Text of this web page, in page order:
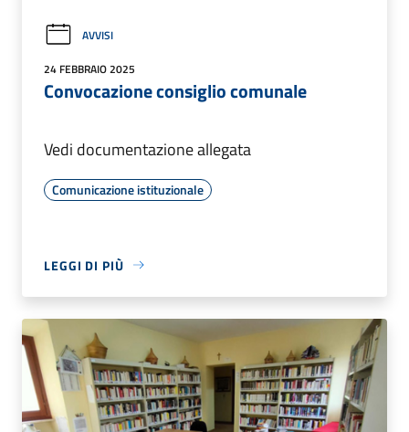
AVVISI
24 FEBBRAIO 2025
Convocazione consiglio comunale
Vedi documentazione allegata
Comunicazione istituzionale
LEGGI DI PIÙ